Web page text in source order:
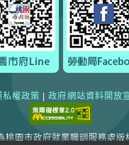
私權政策 |政府網站資料開放
桃園市政府就業職訓服務處版